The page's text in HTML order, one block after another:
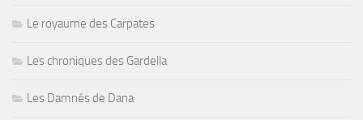
Le royaume des Carpates
Les chroniques des Gardella
Les Damnés de Dana